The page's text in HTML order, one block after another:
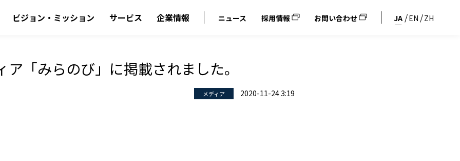
ビジョン・ミッション サービス 企業情報 ニュース 採用情報 お問い合わせ JA EN ZH
ア「みらのび」に掲載されました。
メディア 2020-11-24 3:19